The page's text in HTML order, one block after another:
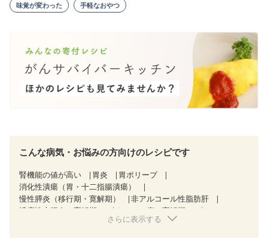
味覚が変わった 手軽なおやつ
こんな病気・お悩みの方向けのレシピです
腎機能の値が高い 胃炎
胃ポリープ
消化性潰瘍（胃・十二指腸潰瘍）
慢性膵炎（移行期・寛解期）
非アルコール性脂肪肝
潰瘍性大腸炎（寛解期）
クローン病（寛解期）
CKD（ステージ１）
さらに表示する